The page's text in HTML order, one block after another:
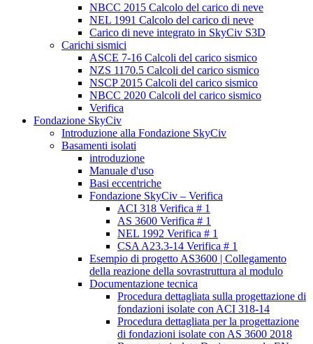
NBCC 2015 Calcolo del carico di neve
NEL 1991 Calcolo del carico di neve
Carico di neve integrato in SkyCiv S3D
Carichi sismici
ASCE 7-16 Calcoli del carico sismico
NZS 1170.5 Calcoli del carico sismico
NSCP 2015 Calcoli del carico sismico
NBCC 2020 Calcoli del carico sismico
Verifica
Fondazione SkyCiv
Introduzione alla Fondazione SkyCiv
Basamenti isolati
introduzione
Manuale d'uso
Basi eccentriche
Fondazione SkyCiv – Verifica
ACI 318 Verifica # 1
AS 3600 Verifica # 1
NEL 1992 Verifica # 1
CSA A23.3-14 Verifica # 1
Esempio di progetto AS3600 | Collegamento
della reazione della sovrastruttura al modulo
Documentazione tecnica
Procedura dettagliata sulla progettazione di
fondazioni isolate con ACI 318-14
Procedura dettagliata per la progettazione
di fondazioni isolate con AS 3600 2018